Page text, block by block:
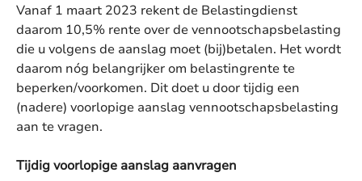
Vanaf 1 maart 2023 rekent de Belastingdienst
daarom 10,5% rente over de vennootschapsbelasting
die u volgens de aanslag moet (bij)betalen. Het wordt
daarom nóg belangrijker om belastingrente te
beperken/voorkomen. Dit doet u door tijdig een
(nadere) voorlopige aanslag vennootschapsbelasting
aan te vragen.
Tijdig voorlopige aanslag aanvragen